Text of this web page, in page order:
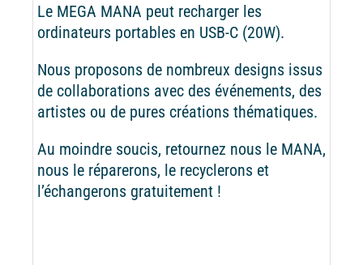
Le MEGA MANA peut recharger les
ordinateurs portables en USB-C (20W).
Nous proposons de nombreux designs issus
de collaborations avec des événements, des
artistes ou de pures créations thématiques.
Au moindre soucis, retournez nous le MANA,
nous le réparerons, le recyclerons et
l’échangerons gratuitement !